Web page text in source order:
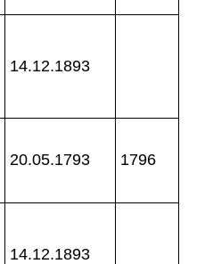
14.12.1893
20.05.1793 1796
14.12.1893